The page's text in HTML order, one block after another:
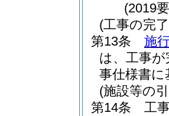
(2019
(工事の完
第13条
施
は、工事
事仕様書
(施設等の
第14条
工